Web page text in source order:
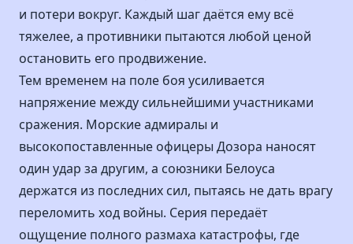
и потери вокруг. Каждый шаг даётся ему всё
тяжелее, а противники пытаются любой ценой
остановить его продвижение.
Тем временем на поле боя усиливается
напряжение между сильнейшими участниками
сражения. Морские адмиралы и
высокопоставленные офицеры Дозора наносят
один удар за другим, а союзники Белоуса
держатся из последних сил, пытаясь не дать врагу
переломить ход войны. Серия передаёт
ощущение полного размаха катастрофы, где